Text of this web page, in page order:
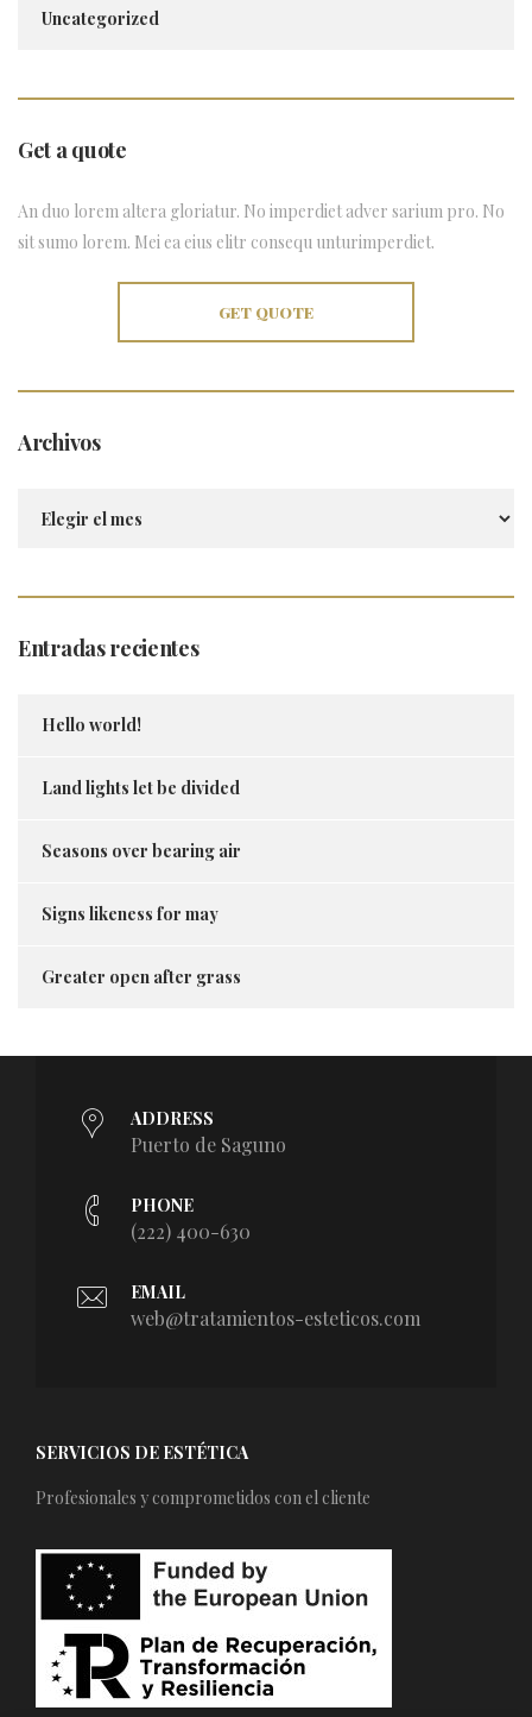
Uncategorized
Get a quote
An duo lorem altera gloriatur. No imperdiet adver sarium pro. No
sit sumo lorem. Mei ea eius elitr consequ unturimperdiet.
GET QUOTE
Archivos
Entradas recientes
Hello world!
Land lights let be divided
Seasons over bearing air
Signs likeness for may
Greater open after grass
ADDRESS
Puerto de Saguno
PHONE
(222) 400-630
EMAIL
web@tratamientos-esteticos.com
SERVICIOS DE ESTÉTICA
Profesionales y comprometidos con el cliente